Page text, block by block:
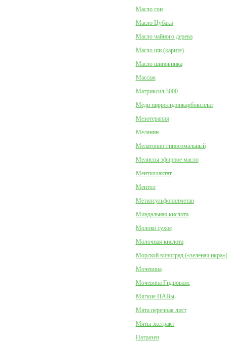
Масло сои
Масло Цубаки
Масло чайного дерева
Масло ши (карите)
Масло шиповника
Массаж
Матриксил 3000
Меди пирролидонкарбоксилат
Мезотерапия
Меланин
Мелатонин липосомальный
Мелиссы эфирное масло
Ментиллактат
Ментол
Метилсульфонилметан
Миндальная кислота
Молоко сухое
Молочная кислота
Морской виноград («зеленая икра»)
Мочевина
Мочевина Гидрованс
Мягкие ПАВы
Мята перечная лист
Мяты экстракт
Натразен